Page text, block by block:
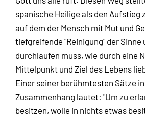
spanische Heilige als den Aufstieg
auf dem der Mensch mit Mut und
tiefgreifende "Reinigung" der Sinne
durchlaufen muss, wie durch eine
Mittelpunkt und Ziel des Lebens
Einer seiner berühmtesten Sätze
Zusammenhang lautet: "Um zu
besitzen, wolle in nichts etwas